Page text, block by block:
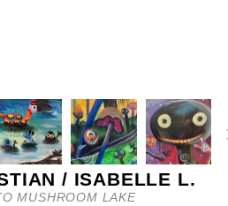
/ ISABELLE L.
MUSHROOM LAKE